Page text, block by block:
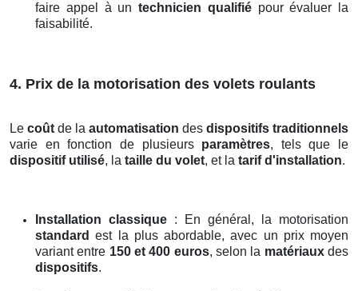
faire appel à un technicien qualifiépour évaluer la
faisabilité.
4. Prix de la motorisation des volets roulants
Le coût de la automatisation des dispositifs traditionnels
varie en fonction de plusieurs paramètres, tels que le
dispositif utilisé, la taille du volet, et la tarif d'installation.
Installation classique : En général, la motorisation
standard est la plus abordable, avec un prix moyen
variant entre 150 et 400 euros, selon la matériauxdes
dispositifs.